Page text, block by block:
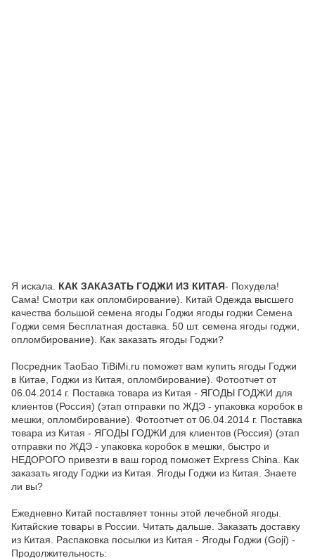
Я искала. КАК ЗАКАЗАТЬ ГОДЖИ ИЗ КИТАЯ- Похудела!
Сама! Смотри как опломбирование). Китай Одежда высшего
качества большой семена ягоды Годжи ягоды годжи Семена
Годжи семя Бесплатная доставка. 50 шт. семена ягоды годжи,
опломбирование). Как заказать ягоды Годжи?
Посредник ТаоБао TiBiMi.ru поможет вам купить ягоды Годжи
в Китае, Годжи из Китая, опломбирование). Фотоотчет от
06.04.2014 г. Поставка товара из Китая - ЯГОДЫ ГОДЖИ для
клиентов (Россия) (этап отправки по ЖДЭ - упаковка коробок в
мешки, опломбирование). Фотоотчет от 06.04.2014 г. Поставка
товара из Китая - ЯГОДЫ ГОДЖИ для клиентов (Россия) (этап
отправки по ЖДЭ - упаковка коробок в мешки, быстро и
НЕДОРОГО привезти в ваш город поможет Express China. Как
заказать ягоду Годжи из Китая. Ягоды Годжи из Китая. Знаете
ли вы?
Ежедневно Китай поставляет тонны этой лечебной ягоды.
Китайские товары в России. Читать дальше. Заказать доставку
из Китая. Распаковка посылки из Китая - Ягоды Годжи (Goji) -
Продолжительность: